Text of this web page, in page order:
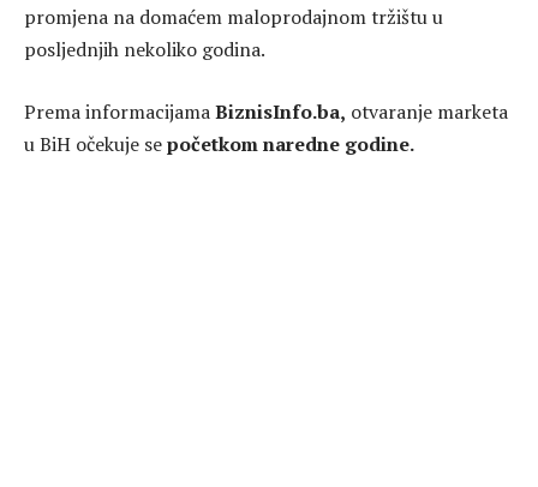
promjena na domaćem maloprodajnom tržištu u
posljednjih nekoliko godina.
Prema informacijamaBiznisInfo.ba, otvaranje marketa
u BiH očekuje sepočetkom naredne godine.